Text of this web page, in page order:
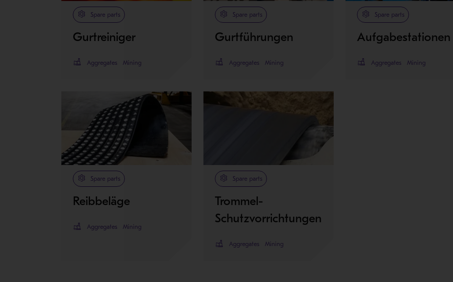
Spare parts
Gurtreiniger
Aggregates Mining
Spare parts
Gurtführungen
Aggregates Mining
Spare parts
Aufgabestationen
Aggregates Mining
Spare parts
Reibbeläge
Aggregates Mining
Spare parts
Trommel-
Schutzvorrichtungen
Aggregates Mining